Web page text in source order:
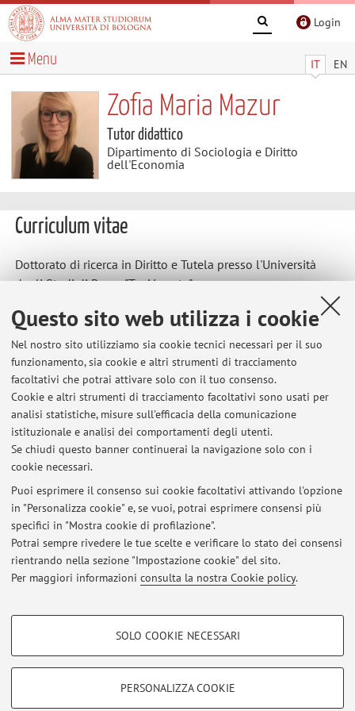
Questo sito web utilizza i cookie
Nel nostro sito utilizziamo sia cookie tecnici necessari per il suo
funzionamento, sia cookie e altri strumenti di tracciamento
facoltativi che potrai attivare solo con il tuo consenso.
Cookie e altri strumenti di tracciamento facoltativi sono usati per
analisi statistiche, misure sull'efficacia della comunicazione
istituzionale e analisi dei comportamenti degli utenti.
Se chiudi questo banner continuerai la navigazione solo con i
cookie necessari.
Puoi esprimere il consenso sui cookie facoltativi attivando l'opzione
in "Personalizza cookie" e, se vuoi, potrai esprimere consensi più
specifici in "Mostra cookie di profilazione".
Potrai sempre rivedere le tue scelte e verificare lo stato dei consensi
rientrando nella sezione "Impostazione cookie" del sito.
Per maggiori informazioni consulta la nostra Cookie policy.
COOKIE DI PROFILAZIONE - FACOLTATIVI
SOLO COOKIE NECESSARI
PERSONALIZZA COOKIE
Login
IT EN
Menu
Zofia Maria Mazur
Tutor didattico
Dipartimento di Sociologia e Diritto
dell'Economia
Curriculum vitae
Dottorato di ricerca in Diritto e Tutela presso l'Università
degli Studi di Roma "Tor Vergata".
Diploma post-laurea in Polish and EU Competition Law,
conseguito presso Polish Institute of Sciences, Warsaw.
Diploma di Laurea Magistrale in Giurisprudenza, conseguito
presso l'Università degli Studi di Torino.
Diploma di Laurea Magistrale in Studi Giuridici Europei,
conseguito presso l'Università degli Studi di Torino.
Diploma di Laurea in Giurista d'Impresa e della Pubblica
Amministrazione, conseguito presso l'Università di Bologna.
Ultimi avvisi
Al momento non sono presenti avvisi.
Area riservata
Accedi tramiteloginper gestire tutti i contenuti del sito.